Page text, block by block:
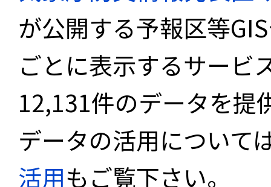
が公開する予報区等
ごとに表示するサービ
12,131件のデータを提
データの活用について
活用もご覧下さい。